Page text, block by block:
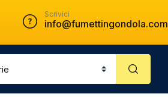
Scrivici
info@fumettingondola.com